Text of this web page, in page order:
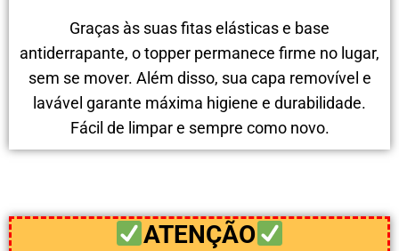
Graças às suas fitas elásticas e base
antiderrapante, o topper permanece firme no lugar,
sem se mover. Além disso, sua capa removível e
lavável garante máxima higiene e durabilidade.
Fácil de limpar e sempre como novo.
ATENÇÃO